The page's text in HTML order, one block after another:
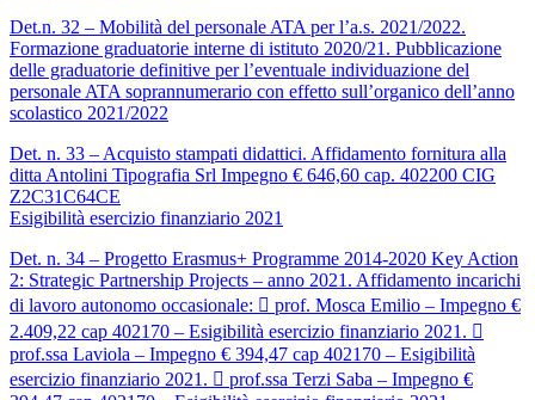
Det.n. 32 – Mobilità del personale ATA per l’a.s. 2021/2022.
Formazione graduatorie interne di istituto 2020/21. Pubblicazione
delle graduatorie definitive per l’eventuale individuazione del
personale ATA soprannumerario con effetto sull’organico dell’anno
scolastico 2021/2022
Det. n. 33 – Acquisto stampati didattici. Affidamento fornitura alla
ditta Antolini Tipografia Srl Impegno € 646,60 cap. 402200 CIG
Z2C31C64CE
Esigibilità esercizio finanziario 2021
Det. n. 34 – Progetto Erasmus+ Programme 2014-2020 Key Action
2: Strategic Partnership Projects – anno 2021. Affidamento incarichi
di lavoro autonomo occasionale:  prof. Mosca Emilio – Impegno €
2.409,22 cap 402170 – Esigibilità esercizio finanziario 2021. 
prof.ssa Laviola – Impegno € 394,47 cap 402170 – Esigibilità
esercizio finanziario 2021.  prof.ssa Terzi Saba – Impegno €